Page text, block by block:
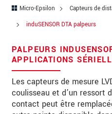
Micro-Epsilon Capteurs de
induSENSOR DTA palpeurs
PALPEURS
APPLICATIONS
Les capteurs de mesure
coulisseau et d’un ressort
contact peut être
Code postal
Pays*
Téléphone
Email*